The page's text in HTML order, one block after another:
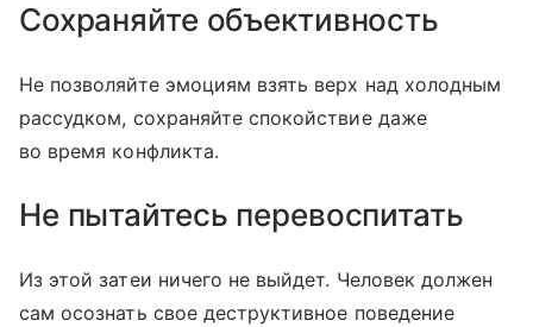
Сохраняйте объективность
Не позволяйте эмоциям взять верх над холодным
рассудком, сохраняйте спокойствие даже
во время конфликта.
Не пытайтесь перевоспитать
Из этой затеи ничего не выйдет. Человек должен
сам осознать свое деструктивное поведение